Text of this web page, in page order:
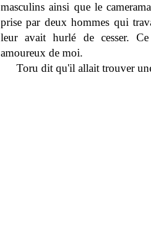
masculins ainsi que le
prise par deux hommes qui
leur avait hurlé de cesser.
amoureux de moi.
Toru dit qu'il allait trouver